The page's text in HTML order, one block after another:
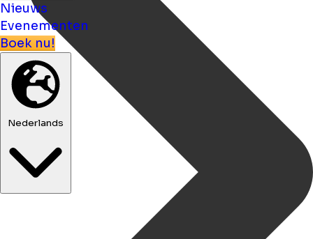
Nieuws
Evenementen
Boek nu!
Nederlands